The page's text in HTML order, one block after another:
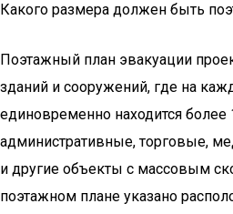
Какого размера должен быть
Поэтажный план эвакуации
зданий и сооружений, где на
единовременно находится
административные, торговые,
и другие объекты с массовым
поэтажном плане указано